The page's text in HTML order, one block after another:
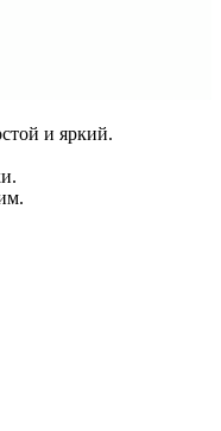
и яркий.